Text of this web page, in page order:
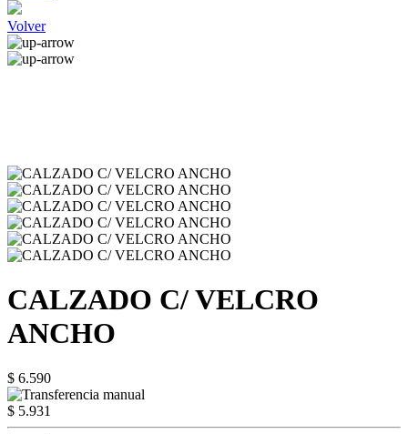
Volver
CALZADO C/ VELCRO
ANCHO
$ 6.590
$ 5.931